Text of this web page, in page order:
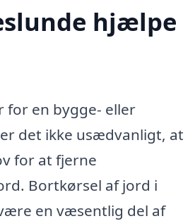
hjælpe
for en bygge- eller
det ikke usædvanligt, at
for at fjerne
Bortkørsel af jord i
en væsentlig del af